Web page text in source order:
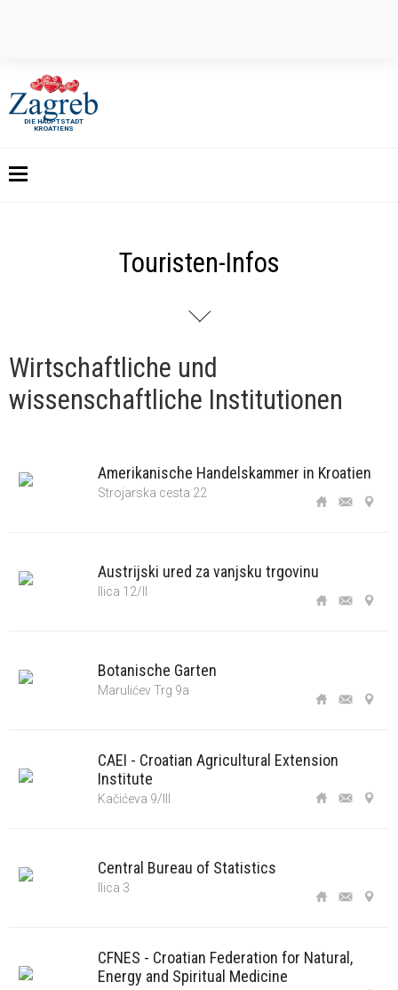
DIE HAUPTSTADT
KROATIENS
Touristen-Infos
Wirtschaftliche und
wissenschaftliche Institutionen
Amerikanische Handelskammer in Kroatien
Strojarska cesta 22
Austrijski ured za vanjsku trgovinu
Ilica 12/II
Botanische Garten
Marulićev Trg 9a
CAEI - Croatian Agricultural Extension
Institute
Kačićeva 9/III
Central Bureau of Statistics
Ilica 3
CFNES - Croatian Federation for Natural,
Energy and Spiritual Medicine